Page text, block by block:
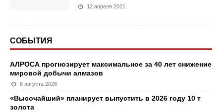
12 апреля 2021
СОБЫТИЯ
АЛРОСА прогнозирует максимальное за 40 лет снижение
мировой добычи алмазов
6 августа 2026
«Высочайший» планирует выпустить в 2026 году 10 т
золота